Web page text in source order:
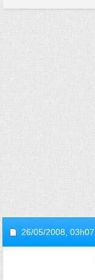
26/05/2008, 03h07